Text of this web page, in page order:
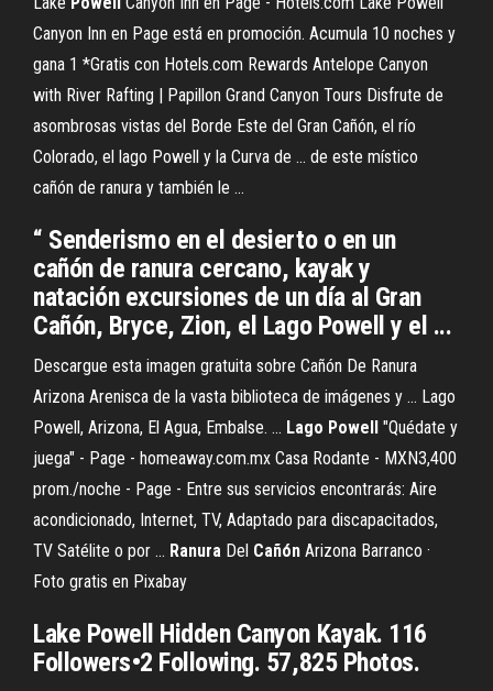
Canyon Inn en Page está en promoción. Acumula 10 noches y
gana 1 *Gratis con Hotels.com Rewards Antelope Canyon
with River Rafting | Papillon Grand Canyon Tours Disfrute de
asombrosas vistas del Borde Este del Gran Cañón, el río
Colorado, el lago Powell y la Curva de ... de este místico
cañón de ranura y también le ...
“ Senderismo en el desierto o en un
cañón de ranura cercano, kayak y
natación excursiones de un día al Gran
Cañón, Bryce, Zion, el Lago Powell y el ...
Descargue esta imagen gratuita sobre Cañón De Ranura
Arizona Arenisca de la vasta biblioteca de imágenes y ... Lago
Powell, Arizona, El Agua, Embalse. ... Lago Powell "Quédate y
juega" - Page - homeaway.com.mx Casa Rodante - MXN3,400
prom./noche - Page - Entre sus servicios encontrarás: Aire
acondicionado, Internet, TV, Adaptado para discapacitados,
TV Satélite o por ... Ranura Del Cañón Arizona Barranco ·
Foto gratis en Pixabay
Lake Powell Hidden Canyon Kayak. 116
Followers•2 Following. 57,825 Photos.